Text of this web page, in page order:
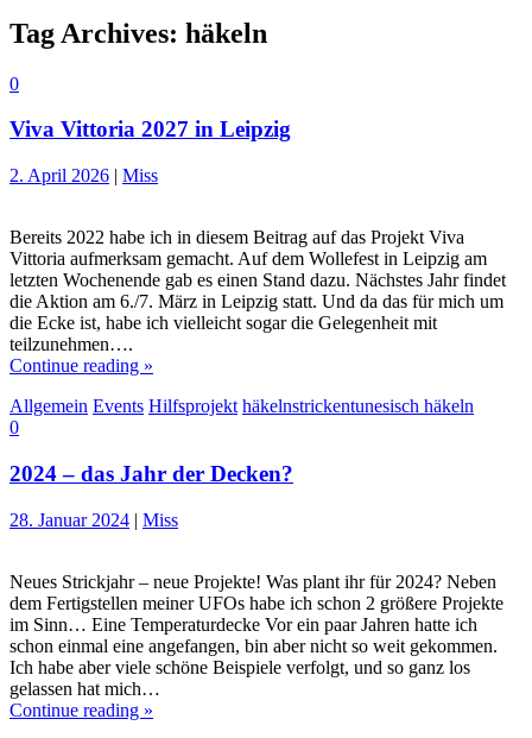
Tag Archives: häkeln
0
Viva Vittoria 2027 in Leipzig
2. April 2026 | Miss
Bereits 2022 habe ich in diesem Beitrag auf das Projekt Viva
Vittoria aufmerksam gemacht. Auf dem Wollefest in Leipzig am
letzten Wochenende gab es einen Stand dazu. Nächstes Jahr findet
die Aktion am 6./7. März in Leipzig statt. Und da das für mich um
die Ecke ist, habe ich vielleicht sogar die Gelegenheit mit
teilzunehmen….
Continue reading »
Allgemein Events Hilfsprojekt häkelnstrickentunesisch häkeln
0
2024 – das Jahr der Decken?
28. Januar 2024 | Miss
Neues Strickjahr – neue Projekte! Was plant ihr für 2024? Neben
dem Fertigstellen meiner UFOs habe ich schon 2 größere Projekte
im Sinn… Eine Temperaturdecke Vor ein paar Jahren hatte ich
schon einmal eine angefangen, bin aber nicht so weit gekommen.
Ich habe aber viele schöne Beispiele verfolgt, und so ganz los
gelassen hat mich…
Continue reading »